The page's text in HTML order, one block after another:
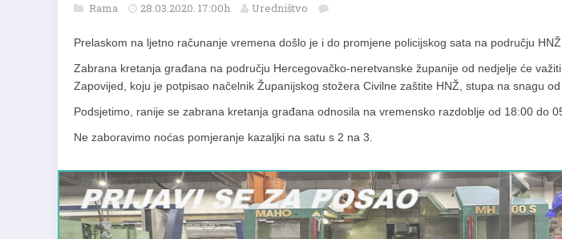
Rama 28.03.2020. 17:00h Uredništvo
Prelaskom na ljetno računanje vremena došlo je i do promjene policijskog sata na području HNŽ.
Zabrana kretanja građana na području Hercegovačko-neretvanske županije od nedjelje će
Zapovijed, koju je potpisao načelnik Županijskog stožera Civilne zaštite HNŽ, stupa na snagu od
Podsjetimo, ranije se zabrana kretanja građana odnosila na vremensko razdoblje od 18:00 do
Ne zaboravimo noćas pomjeranje kazaljki na satu s 2 na 3.